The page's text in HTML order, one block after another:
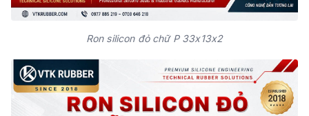
Ron silicon đỏ chữ P 33x13x2